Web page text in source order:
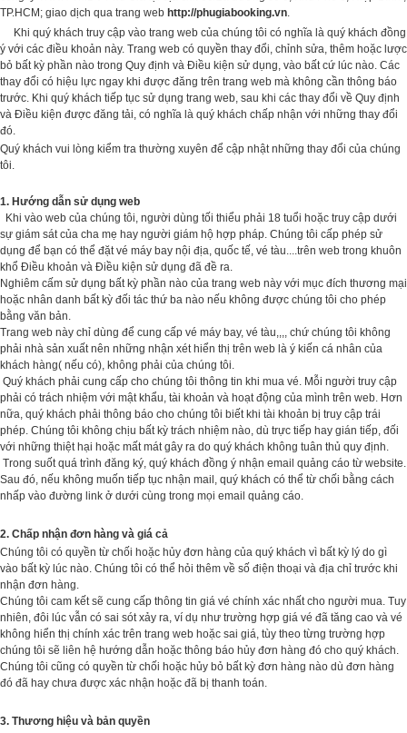
TP.HCM; giao dịch qua trang web http://phugiabooking.vn.
Khi quý khách truy cập vào trang web của chúng tôi có nghĩa là quý khách đồng
ý với các điều khoản này. Trang web có quyền thay đổi, chỉnh sửa, thêm hoặc lược
bỏ bất kỳ phần nào trong Quy định và Điều kiện sử dụng, vào bất cứ lúc nào. Các
thay đổi có hiệu lực ngay khi được đăng trên trang web mà không cần thông báo
trước. Khi quý khách tiếp tục sử dụng trang web, sau khi các thay đổi về Quy định
và Điều kiện được đăng tải, có nghĩa là quý khách chấp nhận với những thay đổi
đó.
Quý khách vui lòng kiểm tra thường xuyên để cập nhật những thay đổi của chúng
tôi.
1. Hướng dẫn sử dụng web
Khi vào web của chúng tôi, người dùng tối thiểu phải 18 tuổi hoặc truy cập dưới
sự giám sát của cha mẹ hay người giám hộ hợp pháp. Chúng tôi cấp phép sử
dụng để bạn có thể đặt vé máy bay nội địa, quốc tế, vé tàu....trên web trong khuôn
khổ Điều khoản và Điều kiện sử dụng đã đề ra.
Nghiêm cấm sử dụng bất kỳ phần nào của trang web này với mục đích thương mại
hoặc nhân danh bất kỳ đối tác thứ ba nào nếu không được chúng tôi cho phép
bằng văn bản.
Trang web này chỉ dùng để cung cấp vé máy bay, vé tàu,,,, chứ chúng tôi không
phải nhà sản xuất nên những nhận xét hiển thị trên web là ý kiến cá nhân của
khách hàng( nếu có), không phải của chúng tôi.
Quý khách phải cung cấp cho chúng tôi thông tin khi mua vé. Mỗi người truy cập
phải có trách nhiệm với mật khẩu, tài khoản và hoạt động của mình trên web. Hơn
nữa, quý khách phải thông báo cho chúng tôi biết khi tài khoản bị truy cập trái
phép. Chúng tôi không chịu bất kỳ trách nhiệm nào, dù trực tiếp hay gián tiếp, đối
với những thiệt hại hoặc mất mát gây ra do quý khách không tuân thủ quy định.
Trong suốt quá trình đăng ký, quý khách đồng ý nhận email quảng cáo từ website.
Sau đó, nếu không muốn tiếp tục nhận mail, quý khách có thể từ chối bằng cách
nhấp vào đường link ở dưới cùng trong mọi email quảng cáo.
2. Chấp nhận đơn hàng và giá cả
Chúng tôi có quyền từ chối hoặc hủy đơn hàng của quý khách vì bất kỳ lý do gì
vào bất kỳ lúc nào. Chúng tôi có thể hỏi thêm về số điện thoại và địa chỉ trước khi
nhận đơn hàng.
Chúng tôi cam kết sẽ cung cấp thông tin giá vé chính xác nhất cho người mua. Tuy
nhiên, đôi lúc vẫn có sai sót xảy ra, ví dụ như trường hợp giá vé đã tăng cao và vé
không hiển thị chính xác trên trang web hoặc sai giá, tùy theo từng trường hợp
chúng tôi sẽ liên hệ hướng dẫn hoặc thông báo hủy đơn hàng đó cho quý khách.
Chúng tôi cũng có quyền từ chối hoặc hủy bỏ bất kỳ đơn hàng nào dù đơn hàng
đó đã hay chưa được xác nhận hoặc đã bị thanh toán.
3. Thương hiệu và bản quyền